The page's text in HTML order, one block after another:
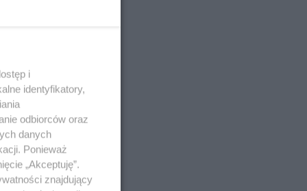
i
identyfikatory,
odbiorców oraz
danych
Ponieważ
„Akceptuję”.
znajdujący